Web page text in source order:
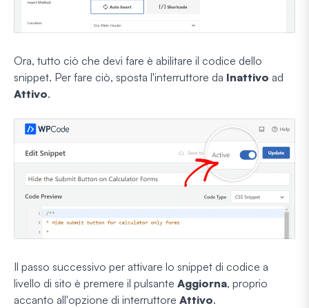
Ora, tutto ciò che devi fare è abilitare il codice dello
snippet. Per fare ciò, sposta l'interruttore da Inattivo ad
Attivo.
Il passo successivo per attivare lo snippet di codice a
livello di sito è premere il pulsante Aggiorna, proprio
accanto all'opzione di interruttore Attivo.